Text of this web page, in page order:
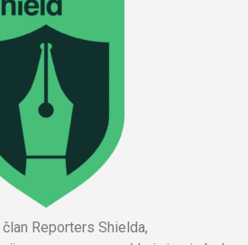
Reporters Shielda,